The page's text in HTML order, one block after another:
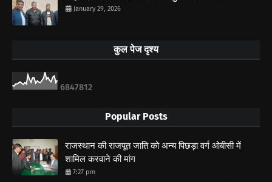
January 29, 2026
कुल पेज दृश्य
6847812
Popular Posts
राजस्थान की राजपूत जाति को अन्य पिछड़ा वर्ग ओबीसी में
शामिल करवाने की मांग
7:27 pm